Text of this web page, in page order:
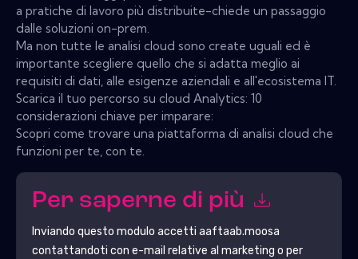
a pratiche di lavoro più distribuite-chiede un passaggio
dalle soluzioni on-prem.
Ma non tutte le analisi cloud sono create uguali ed è
importante scegliere quello che si adatta meglio ai
requisiti di dati, alle esigenze aziendali e all'ecosistema IT.
Scarica il tuo percorso su cloud Analytics: 10
considerazioni chiave per imparare:
Scopri come trovare una piattaforma di analisi cloud che
funzioni per te, con te.
Per saperne di più
Inviando questo modulo accetti aaftaab.moosa
contattandoti con e-mail relative al marketing o per